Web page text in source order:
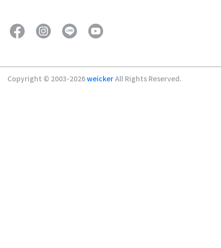
Copyright © 2003-2026weickerAll Rights Reserved.